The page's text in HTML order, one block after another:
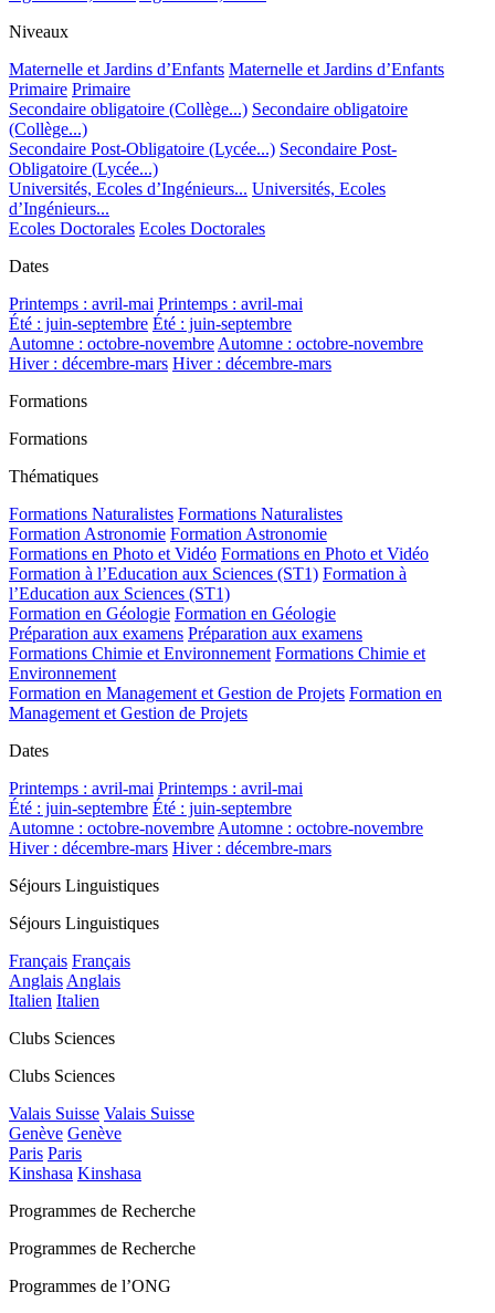
Niveaux
Maternelle et Jardins d’Enfants Maternelle et Jardins d’Enfants
Primaire Primaire
Secondaire obligatoire (Collège...) Secondaire obligatoire
(Collège...)
Secondaire Post-Obligatoire (Lycée...) Secondaire Post-
Obligatoire (Lycée...)
Universités, Ecoles d’Ingénieurs... Universités, Ecoles
d’Ingénieurs...
Ecoles Doctorales Ecoles Doctorales
Dates
Printemps : avril-mai Printemps : avril-mai
Été : juin-septembre Été : juin-septembre
Automne : octobre-novembre Automne : octobre-novembre
Hiver : décembre-mars Hiver : décembre-mars
Formations
Formations
Thématiques
Formations Naturalistes Formations Naturalistes
Formation Astronomie Formation Astronomie
Formations en Photo et Vidéo Formations en Photo et Vidéo
Formation à l’Education aux Sciences (ST1) Formation à
l’Education aux Sciences (ST1)
Formation en Géologie Formation en Géologie
Préparation aux examens Préparation aux examens
Formations Chimie et Environnement Formations Chimie et
Environnement
Formation en Management et Gestion de Projets Formation en
Management et Gestion de Projets
Dates
Printemps : avril-mai Printemps : avril-mai
Été : juin-septembre Été : juin-septembre
Automne : octobre-novembre Automne : octobre-novembre
Hiver : décembre-mars Hiver : décembre-mars
Séjours Linguistiques
Séjours Linguistiques
Français Français
Anglais Anglais
Italien Italien
Clubs Sciences
Clubs Sciences
Valais Suisse Valais Suisse
Genève Genève
Paris Paris
Kinshasa Kinshasa
Programmes de Recherche
Programmes de Recherche
Programmes de l’ONG